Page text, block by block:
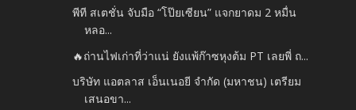
พีที สเตชั่น จับมือ “โป๊ยเซียน” แจกยาดม 2 หมื่น
หลอ...
🔥ถ่านไฟเก่าที่ว่าแน่ ยังแพ้ก๊าซหุงต้ม PT เลยพี่ ถ...
บริษัท แอตลาส เอ็นเนอยี จำกัด (มหาชน) เตรียม
เสนอขา...